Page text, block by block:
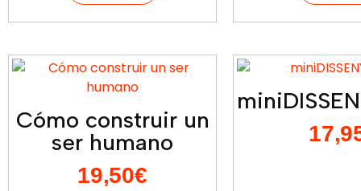
Cómo construir un
ser humano
19,50€